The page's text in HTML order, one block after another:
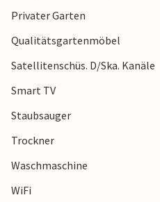
Privater Garten
Qualitätsgartenmöbel
Satellitenschüs. D/Ska. Kanäle
Smart TV
Staubsauger
Trockner
Waschmaschine
WiFi